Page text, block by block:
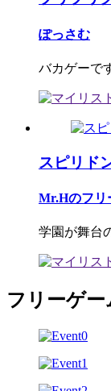
ぽっさむ
バカゲーで
スピリド
Mr.Hのフリ
学園が舞台
フリーゲー